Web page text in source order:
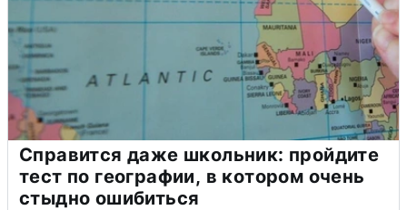
Справится даже школьник: пройдите
тест по географии, в котором очень
стыдно ошибиться